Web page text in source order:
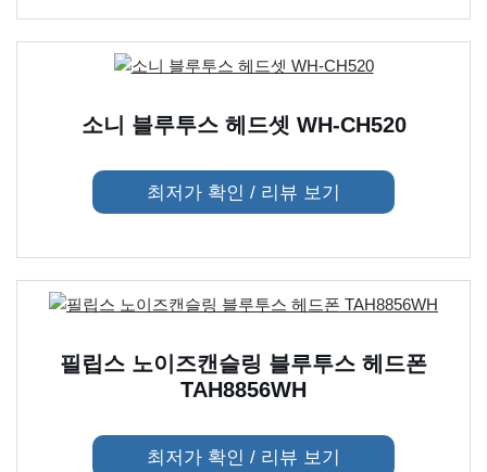
소니 블루투스 헤드셋 WH-CH520
최저가 확인 / 리뷰 보기
필립스 노이즈캔슬링 블루투스 헤드폰
TAH8856WH
최저가 확인 / 리뷰 보기